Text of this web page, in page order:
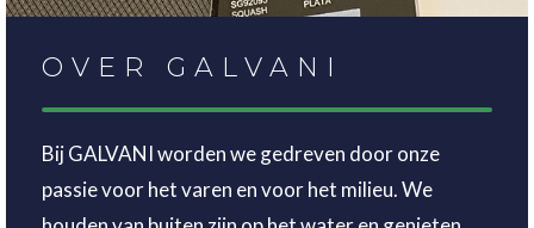
OVER GALVANI
Bij GALVANI worden we gedreven door onze
passie voor het varen en voor het milieu. We